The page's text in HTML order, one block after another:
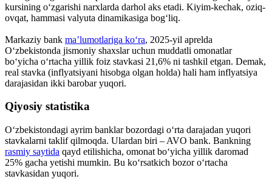
kursining o‘zgarishi narxlarda darhol aks etadi. Kiyim-kechak, oziq-
ovqat, hammasi valyuta dinamikasiga bog‘liq.
Markaziy bank ma’lumotlariga ko‘ra, 2025-yil aprelda
O‘zbekistonda jismoniy shaxslar uchun muddatli omonatlar
bo‘yicha o‘rtacha yillik foiz stavkasi 21,6% ni tashkil etgan. Demak,
real stavka (inflyatsiyani hisobga olgan holda) hali ham inflyatsiya
darajasidan ikki barobar yuqori.
Qiyosiy statistika
O‘zbekistondagi ayrim banklar bozordagi o‘rta darajadan yuqori
stavkalarni taklif qilmoqda. Ulardan biri – AVO bank. Bankning
rasmiy saytida qayd etilishicha, omonat bo‘yicha yillik daromad
25% gacha yetishi mumkin. Bu ko‘rsatkich bozor o‘rtacha
stavkasidan yuqori.